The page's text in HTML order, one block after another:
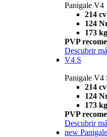
Panigale V4
214 cv
124
173 kg
PVP
Descubrir
V4 S
Panigale V4
214 cv
124
173 kg
PVP
Descubrir
new